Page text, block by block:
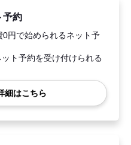
予約
0円で始められるネット予
ト予約を受け付けられる
細はこちら